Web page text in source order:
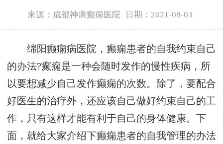
来源：成都神康癫痫医院 日期：2021-08-03
绵阳癫痫病医院，癫痫患者的自我约束自己
的办法?癫痫是一种会随时发作的慢性疾病，所
以要想减少自己发作癫痫的次数。除了，要配合
好医生的治疗外，还应该自己做好约束自己的工
作，只有这样才能有利于自己的身体健康。下
面，就给大家介绍下癫痫患者的自我管理的办法